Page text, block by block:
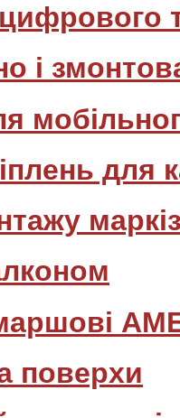
і
для
поверхи